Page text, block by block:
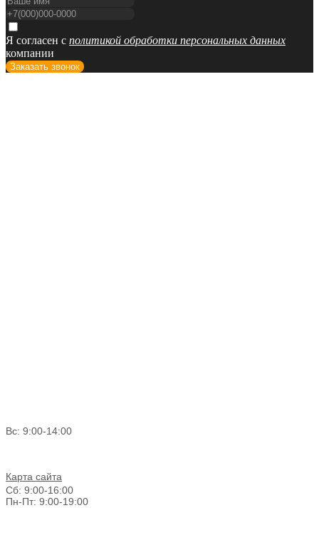
Вс: 9:00-14:00
Карта сайта
Сб: 9:00-16:00
Пн-Пт: 9:00-19:00
Я согласен с политикой обработки персональных данных
компании
Заказать звонок